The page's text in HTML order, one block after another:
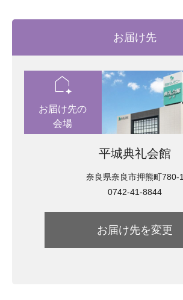
お届け先
location_automation
お届け先の
会場
平城典礼会館
奈良県奈良市押熊町780-1
0742-41-8844
お届け先を変更